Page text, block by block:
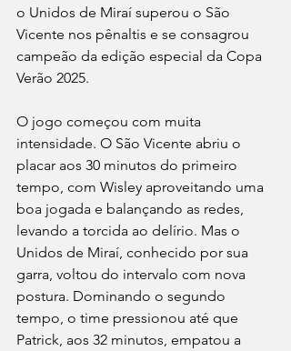
o Unidos de Miraí superou o São
Vicente nos pênaltis e se consagrou
campeão da edição especial da Copa
Verão 2025.
O jogo começou com muita
intensidade. O São Vicente abriu o
placar aos 30 minutos do primeiro
tempo, com Wisley aproveitando uma
boa jogada e balançando as redes,
levando a torcida ao delírio. Mas o
Unidos de Miraí, conhecido por sua
garra, voltou do intervalo com nova
postura. Dominando o segundo
tempo, o time pressionou até que
Patrick, aos 32 minutos, empatou a